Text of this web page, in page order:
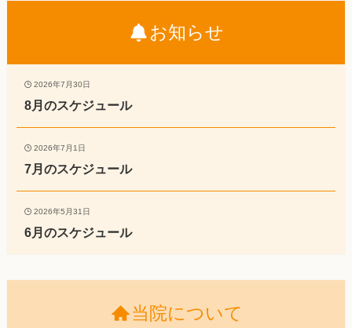
お知らせ
2026年7月30日
8月のスケジュール
2026年7月1日
7月のスケジュール
2026年5月31日
6月のスケジュール
当院について